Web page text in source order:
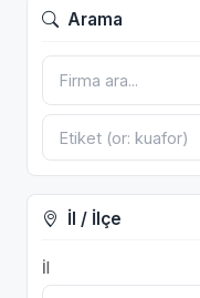
Arama
İl / İlçe
İl